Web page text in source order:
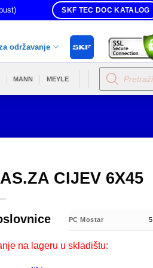
SKF TEC DOC KATALOG
održavanje
MANN MEYLE
Products
search
CIJEV 6X45
PC Mostar 5
na lageru u skladištu: